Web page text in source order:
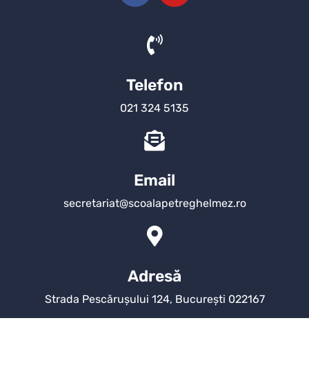
Telefon
021 324 5135
Email
secretariat@scoalapetreghelmez.ro
Adresă
Strada Pescărușului 124, București 022167